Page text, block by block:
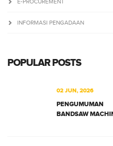
INFORMASI PENGADAAN
POPULAR POSTS
02 JUN, 2026
BANDSAW